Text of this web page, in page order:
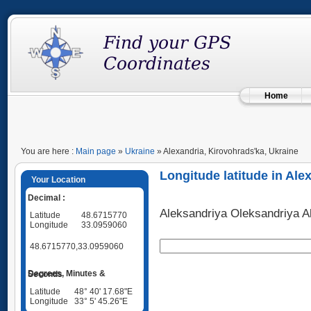
Home
You are here : Main page » Ukraine » Alexandria, Kirovohrads'ka, Ukraine
Your Location
Decimal :
Latitude
48.6715770
Longitude
33.0959060
48.6715770,33.0959060
Degrees, Minutes & Seconds
Latitude
48° 40' 17.68"E
Longitude
33° 5' 45.26"E
Longitude latitude in
Aleksandriya Oleksandriya